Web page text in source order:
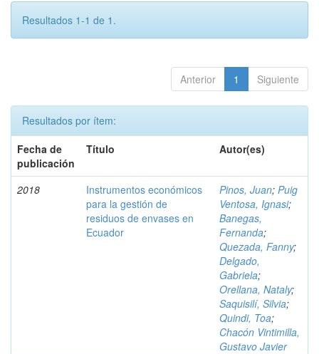
Resultados 1-1 de 1.
Anterior 1 Siguiente
Resultados por ítem:
Fecha de
publicación
Título Autor(es)
2018
Instrumentos económicos
para la gestión de
residuos de envases en
Ecuador
Pinos, Juan; Puig
Ventosa, Ignasi;
Banegas,
Fernanda;
Quezada, Fanny;
Delgado,
Gabriela;
Orellana, Nataly;
Saquisilí, Silvia;
Quindi, Toa;
Chacón Vintimilla,
Gustavo Javier